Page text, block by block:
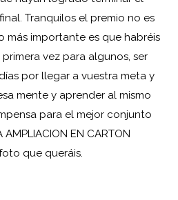
Tranquilos el premio no es
más importante es que habréis
vez para algunos, ser
por llegar a vuestra meta y
mente y aprender al mismo
para el mejor conjunto
EN CARTON
que queráis.